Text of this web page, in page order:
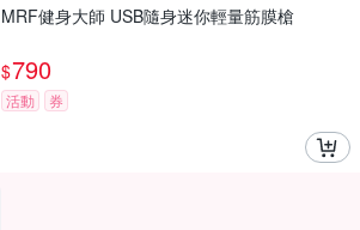
MRF健身大師 USB隨身迷你輕量筋膜槍
$790
活動 券